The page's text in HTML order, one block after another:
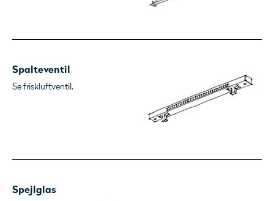
Spalteventil
Se friskluftventil.
Spejlglas